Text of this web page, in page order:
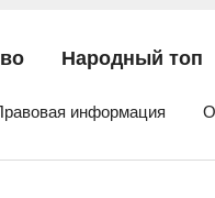
Народный топ
информация